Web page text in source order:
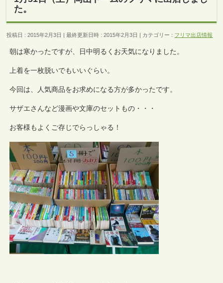
た。
投稿日 : 2015年2月3日 最終更新日時 : 2015年2月3日 カテゴリー : フリマ出店情報
朝は寒かったですが、日中明るくお天気になりました。
上着を一枚脱いでもいいぐらい。
今回は、人気商品をお求めになる方が多かったです。
サザエさんなど漫画や文庫のセットもの・・・
お客様もよくご存じでらっしゃる！